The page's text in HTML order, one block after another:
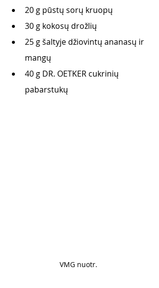
20 g pūstų sorų kruopų
30 g kokosų drožlių
25 g šaltyje džiovintų ananasų ir
mangų
40 g DR. OETKER cukrinių
pabarstukų
VMG nuotr.